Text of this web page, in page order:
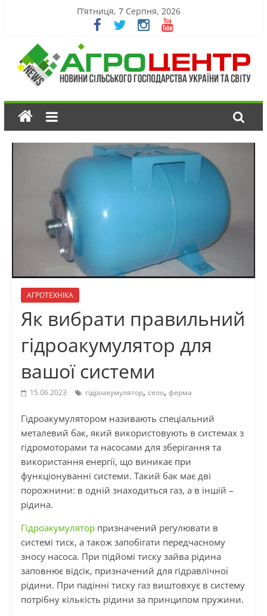
П’ятниця, 7 Серпня, 2026
АГРОТЕХНІКА
Як вибрати правильний
гідроакумулятор для
вашої системи
15.06.2023 гідроакумулятор, село, ферма
Гідроакумулятором називають спеціальний
металевий бак, який використовують в системах з
гідромоторами та насосами для зберігання та
використання енергії, що виникає при
функціонуванні системи. Такий бак має дві
порожнини: в одній знаходиться газ, а в іншій –
рідина.
Гідроакумуляторпризначений регулювати в
системі тиск, а також запобігати передчасному
зносу насоса. При підйомі тиску зайва рідина
заповнює відсік, призначений для гідравлічної
рідини. При падінні тиску газ виштовхує в систему
потрібну кількість рідини за принципом пружини.